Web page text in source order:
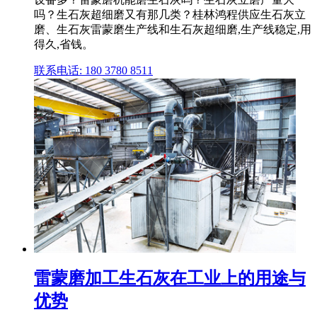
吗？生石灰超细磨又有那几类？桂林鸿程供应生石灰立
磨、生石灰雷蒙磨生产线和生石灰超细磨,生产线稳定,用
得久,省钱。
联系电话: 180 3780 8511
雷蒙磨加工生石灰在工业上的用途与
优势